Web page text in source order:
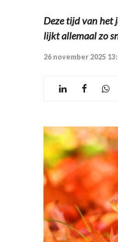
Deze tijd van het
lijkt allemaal zo
26 november 2025